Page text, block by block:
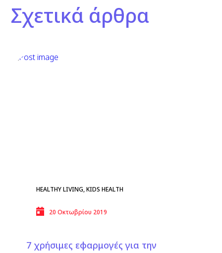
Σχετικά άρθρα
HEALTHY LIVING,KIDS HEALTH
20 Οκτωβρίου 2019
7 χρήσιμες εφαρμογές για την